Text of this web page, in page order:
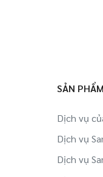
SẢN
Dịch vụ
Dịch vụ
Dịch vụ